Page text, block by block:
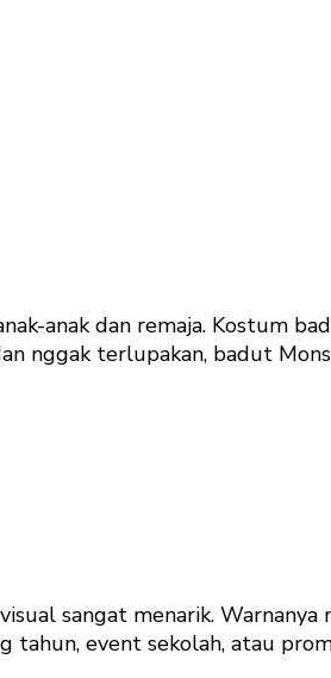
anak dan remaja. Kostum
nggak terlupakan, badut
sangat menarik. Warnanya
tahun, event sekolah, atau